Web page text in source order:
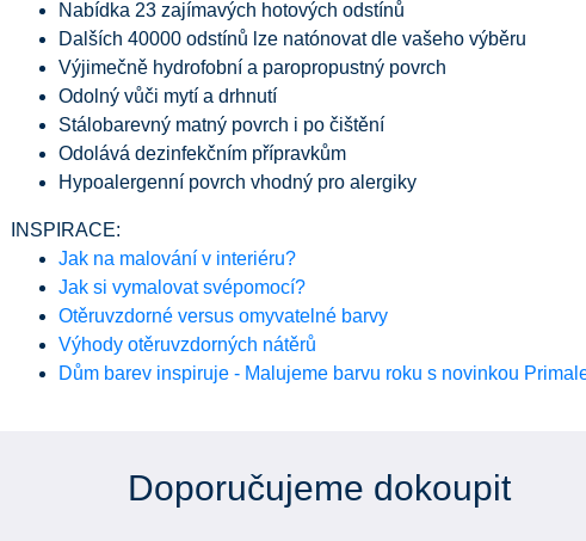
Nabídka 23 zajímavých hotových odstínů
Dalších 40000 odstínů lze natónovat dle vašeho výběru
Výjimečně hydrofobní a paropropustný povrch
Odolný vůči mytí a drhnutí
Stálobarevný matný povrch i po čištění
Odolává dezinfekčním přípravkům
Hypoalergenní povrch vhodný pro alergiky
INSPIRACE:
Jak na malování v interiéru?
Jak si vymalovat svépomocí?
Otěruvzdorné versus omyvatelné barvy
Výhody otěruvzdorných nátěrů
Dům barev inspiruje - Malujeme barvu roku s novinkou
Doporučujeme dokoupit